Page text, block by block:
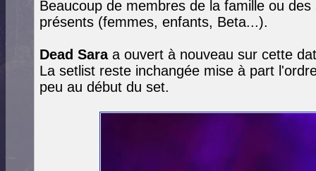
Beaucoup de membres de la famille ou
présents (femmes, enfants, Beta...).
Dead Saraa ouvert à nouveau sur cette
La setlist reste inchangée mise à part
peu au début du set.